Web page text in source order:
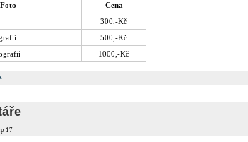
Foto
Cena
300,-Kč
500,-Kč
1000,-Kč
17